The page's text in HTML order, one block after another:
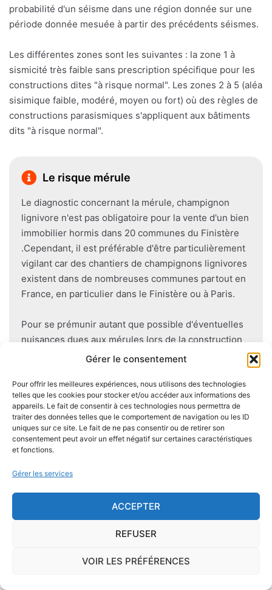
Gérer le consentement
Pour offrir les meilleures expériences, nous utilisons des technologies
telles que les cookies pour stocker et/ou accéder aux informations des
appareils. Le fait de consentir à ces technologies nous permettra de
traiter des données telles que le comportement de navigation ou les ID
uniques sur ce site. Le fait de ne pas consentir ou de retirer son
consentement peut avoir un effet négatif sur certaines caractéristiques
et fonctions.
Gérer les services
ACCEPTER
REFUSER
VOIR LES PRÉFÉRENCES
probabilité d'un séisme dans une région donnée sur une
période donnée mesuée à partir des précédents séismes.
Les différentes zones sont les suivantes : la zone 1 à
sismicité très faible sans prescription spécifique pour les
constructions dites "à risque normal". Les zones 2 à 5 (aléa
sisimique faible, modéré, moyen ou fort) où des règles de
constructions parasismiques s'appliquent aux bâtiments
dits "à risque normal".
Le risque mérule
Le diagnostic concernant la mérule, champignon
lignivore n'est pas obligatoire pour la vente d'un bien
immobilier hormis dans 20 communes du Finistère
.Cependant, il est préférable d'être particulièrement
vigilant car des chantiers de champignons lignivores
existent dans de nombreuses communes partout en
France, en particulier dans le Finistère ou à Paris.
Pour se prémunir autant que possible d'éventuelles
nuisances dues aux mérules lors de la construction
du logement, il convient de respecter certaines
d'éviter autant que possible lecontact direct entre
le bois et le sol , de s'assurer de l'étanchéité des
façades et toitures, de prévoir des aérations en
sous-sol.
Je demande le descriptif des
risques pour ma ville